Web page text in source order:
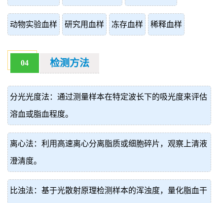
动物实验血样 研究用血样 冻存血样 稀释血样
04 检测方法
分光光度法：通过测量样本在特定波长下的吸光度来评估
溶血或脂血程度。
离心法：利用高速离心分离脂质或细胞碎片，观察上清液
澄清度。
比浊法：基于光散射原理检测样本的浑浊度，量化脂血干